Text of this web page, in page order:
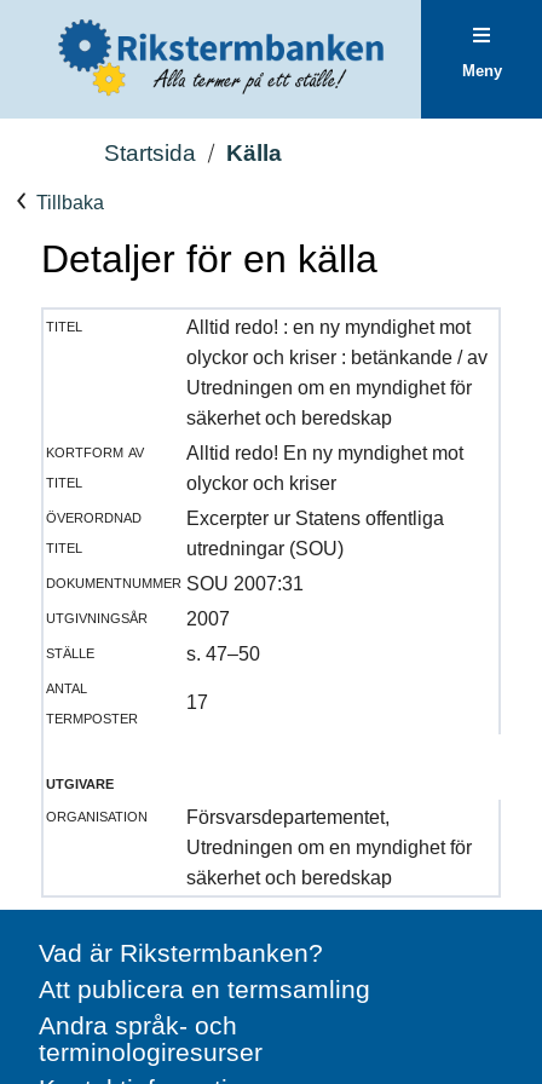
Meny
Startsida Källa
Tillbaka
Detaljer för en källa
titel
Alltid redo! : en ny myndighet mot
olyckor och kriser : betänkande / av
Utredningen om en myndighet för
säkerhet och beredskap
kortform av
titel
Alltid redo! En ny myndighet mot
olyckor och kriser
överordnad
titel
Excerpter ur Statens offentliga
utredningar (SOU)
dokumentnummer SOU 2007:31
utgivningsår
2007
ställe
s. 47–50
antal
termposter
17
utgivare
organisation
Försvarsdepartementet,
Utredningen om en myndighet för
säkerhet och beredskap
Vad är Rikstermbanken?
Att publicera en termsamling
Andra språk- och
terminologiresurser